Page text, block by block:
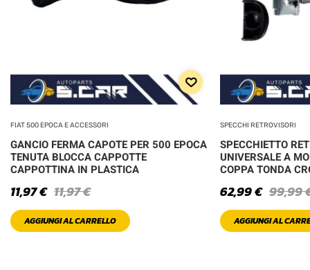
FIAT 500 EPOCA E ACCESSORI
GANCIO FERMA CAPOTE PER 500 EPOCA
TENUTA BLOCCA CAPPOTTE
CAPPOTTINA IN PLASTICA
11,97€
11,97€
AGGIUNGI AL CARRELLO
SPECCHI RETROVISORI
SPECCHIETTO
UNIVERSALE A
COPPA TONDA
99,99
62,99€
AGGIUNGI AL